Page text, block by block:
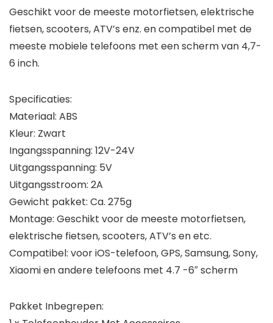
Geschikt voor de meeste motorfietsen, elektrische
fietsen, scooters, ATV’s enz. en compatibel met de
meeste mobiele telefoons met een scherm van 4,7-
6 inch.
Specificaties:
Materiaal: ABS
Kleur: Zwart
Ingangsspanning: 12V-24V
Uitgangsspanning: 5V
Uitgangsstroom: 2A
Gewicht pakket: Ca. 275g
Montage: Geschikt voor de meeste motorfietsen,
elektrische fietsen, scooters, ATV’s en etc.
Compatibel: voor iOS-telefoon, GPS, Samsung, Sony,
Xiaomi en andere telefoons met 4.7 -6″ scherm
Pakket Inbegrepen: